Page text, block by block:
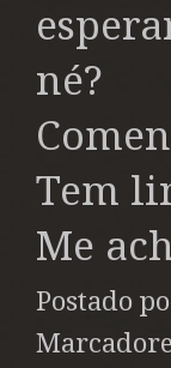
né?
Tem
Me
Postado